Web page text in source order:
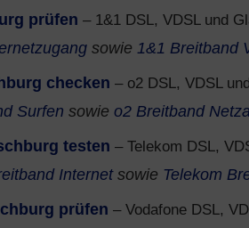
prüfen – 1&1 DSL, VDSL und
sowie 1&1 Breitband
checken – o2 DSL, VDSL
Surfen sowie o2 Breitband
testen – Telekom DSL,
Internetsowie Telekom
prüfen – Vodafone DSL,